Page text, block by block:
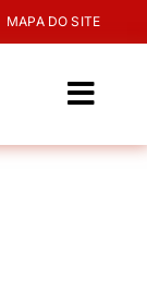
MAPA DO SITE